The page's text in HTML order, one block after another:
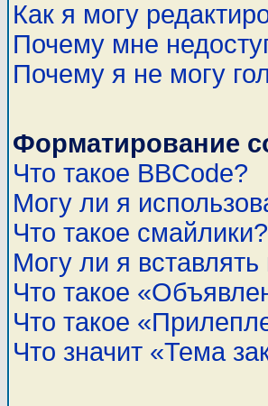
Как я могу
Почему мне
Почему я не могу
Форматирование
Что такое BBCode?
Могу ли я
Что такое смайлики?
Могу ли я вставлять
Что такое
Что такое
Что значит «Тема